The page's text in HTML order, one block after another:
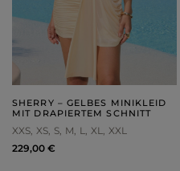
SHERRY – GELBES MINIKLEID
MIT DRAPIERTEM SCHNITT
XXS XS S M L XL XXL
229,00 €